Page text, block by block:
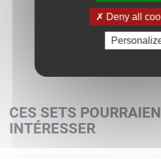
CES SETS
INTÉRESSER
Deny all